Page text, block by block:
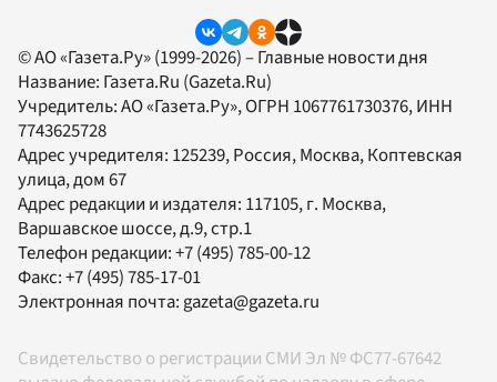
© АО «Газета.Ру» (1999-2026) – Главные новости дня
Название: Газета.Ru (Gazeta.Ru)
Учредитель:АО «Газета.Ру», ОГРН 1067761730376, ИНН
7743625728
Адрес учредителя: 125239, Россия, Москва, Коптевская
улица, дом 67
Адрес редакции и издателя: 117105, г. Москва,
Варшавское шоссе, д.9, стр.1
Телефон редакции:+7 (495) 785-00-12
Факс:+7 (495) 785-17-01
Электронная почта:gazeta@gazeta.ru
Свидетельство о регистрации СМИ Эл № ФС77-67642